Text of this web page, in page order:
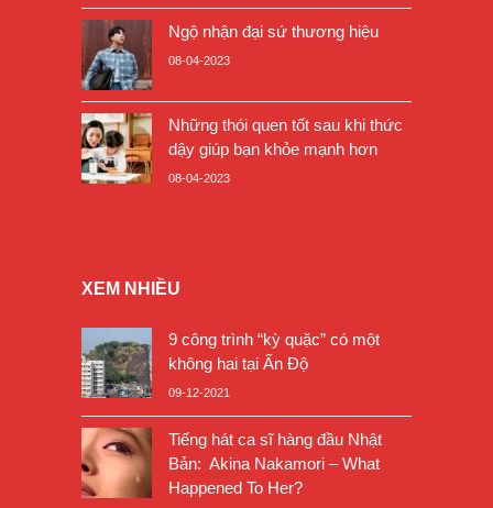
Ngộ nhận đại sứ thương hiệu
08-04-2023
Những thói quen tốt sau khi thức
dậy giúp bạn khỏe mạnh hơn
08-04-2023
XEM NHIỀU
9 công trình “kỳ quặc” có một
không hai tại Ấn Độ
09-12-2021
Tiếng hát ca sĩ hàng đầu Nhật
Bản: Akina Nakamori – What
Happened To Her?